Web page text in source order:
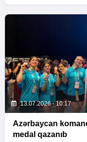
13.07.2026 - 10:17
Azərbaycan
medal qazanıb